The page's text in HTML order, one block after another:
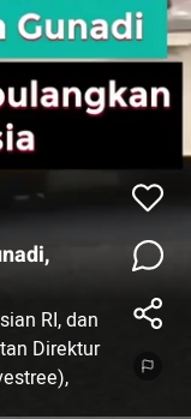
RI, dan
Direktur